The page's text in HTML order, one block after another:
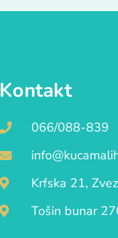
Kontakt
066/088-839
Krfska 21,
Tošin bunar